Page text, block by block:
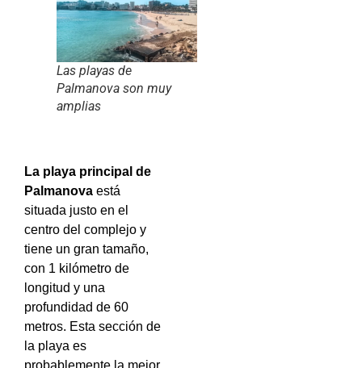
Las playas de
Palmanova son muy
amplias
La playa principal de
Palmanova está
situada justo en el
centro del complejo y
tiene un gran tamaño,
con 1 kilómetro de
longitud y una
profundidad de 60
metros. Esta sección de
la playa es
probablemente la mejor